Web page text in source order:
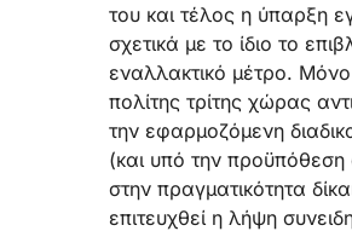
του και τέλος η ύπαρξη
σχετικά με το ίδιο το
εναλλακτικό μέτρο.
πολίτης τρίτης χώρας
την εφαρμοζόμενη
(και υπό την προϋπόθεση
στην πραγματικότητα
επιτευχθεί η λήψη